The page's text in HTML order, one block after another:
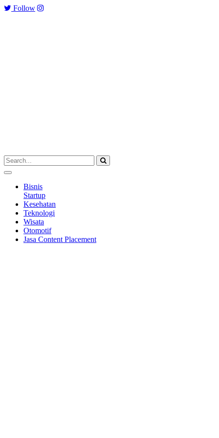
Follow
Bisnis
Startup
Kesehatan
Teknologi
Wisata
Otomotif
Jasa Content Placement